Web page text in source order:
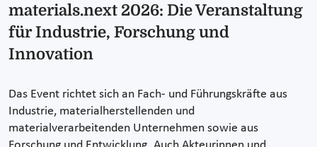
materials.next 2026: Die Veranstaltung
für Industrie, Forschung und
Innovation
Das Event richtet sich an Fach- und Führungskräfte aus
Industrie, materialherstellenden und
materialverarbeitenden Unternehmen sowie aus